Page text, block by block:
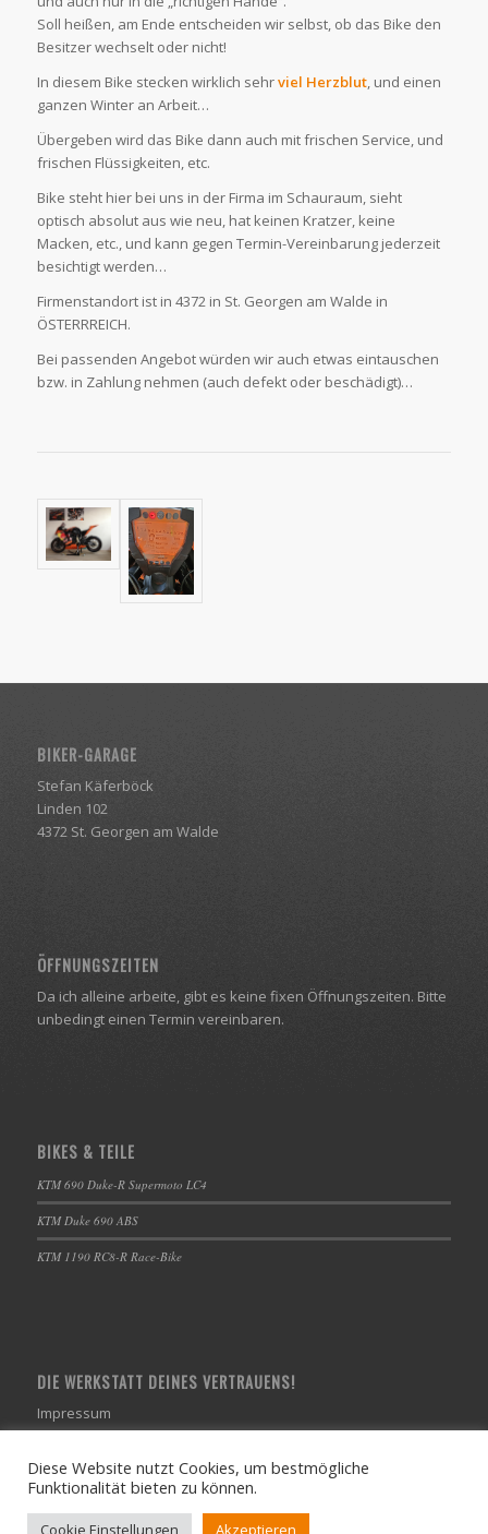
Soll heißen, am Ende entscheiden wir selbst, ob das Bike den
Besitzer wechselt oder nicht!
In diesem Bike stecken wirklich sehrviel Herzblut, und einen
ganzen Winter an Arbeit…
Übergeben wird das Bike dann auch mit frischen Service, und
frischen Flüssigkeiten, etc.
Bike steht hier bei uns in der Firma im Schauraum, sieht
optisch absolut aus wie neu, hat keinen Kratzer, keine
Macken, etc., und kann gegen Termin-Vereinbarung jederzeit
besichtigt werden…
Firmenstandort ist in 4372 in St. Georgen am Walde in
ÖSTERRREICH.
Bei passenden Angebot würden wir auch etwas eintauschen
bzw. in Zahlung nehmen (auch defekt oder beschädigt)…
BIKER-GARAGE
Stefan Käferböck
Linden 102
4372 St. Georgen am Walde
ÖFFNUNGSZEITEN
Da ich alleine arbeite, gibt es keine fixen Öffnungszeiten. Bitte
unbedingt einen Termin vereinbaren.
BIKES & TEILE
KTM 690 Duke-R Supermoto LC4
KTM Duke 690 ABS
KTM 1190 RC8-R Race-Bike
DIE WERKSTATT DEINES VERTRAUENS!
Impressum
Diese Website nutzt Cookies, um bestmögliche
Funktionalität bieten zu können.
Cookie Einstellungen Akzeptieren